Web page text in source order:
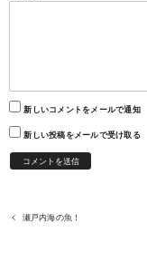
新しいコメントをメールで通知
新しい投稿をメールで受け取る
瀬戸内海の魚！